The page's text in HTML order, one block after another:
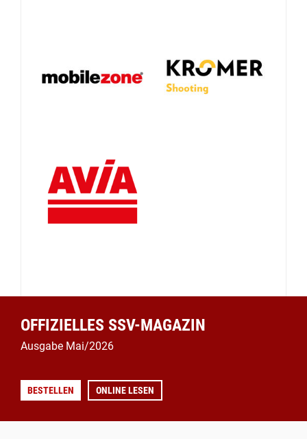
OFFIZIELLES SSV-MAGAZIN
Ausgabe Mai/2026
BESTELLEN ONLINE LESEN